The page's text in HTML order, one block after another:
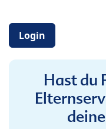
Login
Hast du